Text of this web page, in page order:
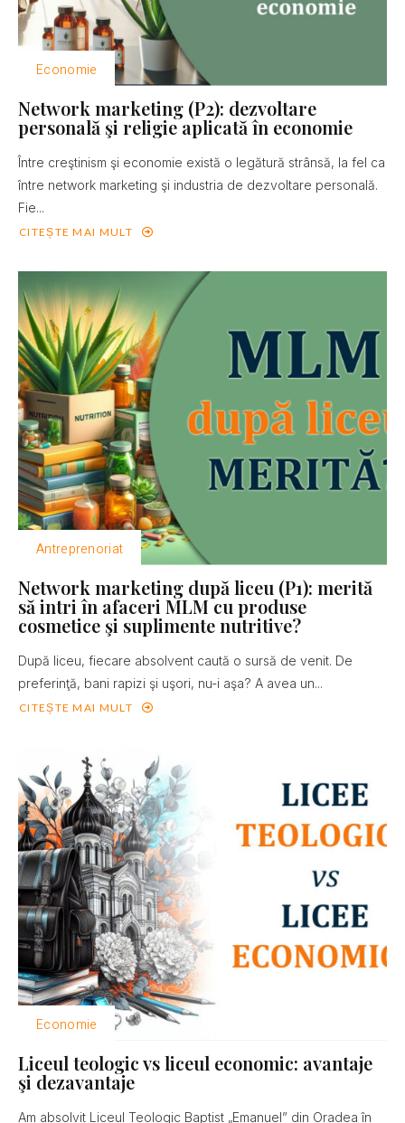
Economie
Network marketing (P2): dezvoltare
personală şi religie aplicată în economie
Între creştinism şi economie există o legătură strânsă, la fel ca
între network marketing şi industria de dezvoltare personală.
Fie...
CITEȘTE MAI MULT
Antreprenoriat
Network marketing după liceu (P1): merită
să intri în afaceri MLM cu produse
cosmetice şi suplimente nutritive?
După liceu, fiecare absolvent caută o sursă de venit. De
preferinţă, bani rapizi şi uşori, nu-i aşa? A avea un...
CITEȘTE MAI MULT
Economie
Liceul teologic vs liceul economic: avantaje
şi dezavantaje
Am absolvit Liceul Teologic Baptist „Emanuel” din Oradea în